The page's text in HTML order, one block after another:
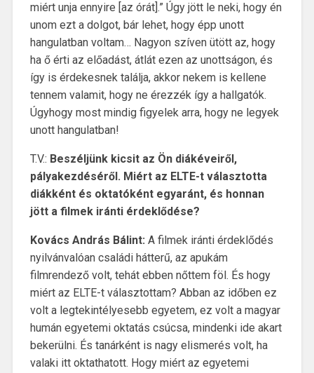
miért unja ennyire [az órát].” Úgy jött le neki, hogy én
unom ezt a dolgot, bár lehet, hogy épp unott
hangulatban voltam… Nagyon szíven ütött az, hogy
ha ő érti az előadást, átlát ezen az unottságon, és
így is érdekesnek találja, akkor nekem is kellene
tennem valamit, hogy ne érezzék így a hallgatók.
Úgyhogy most mindig figyelek arra, hogy ne legyek
unott hangulatban!
T.V.: Beszéljünk kicsit az Ön diákéveiről,
pályakezdéséről. Miért az ELTE-t választotta
diákként és oktatóként egyaránt, és honnan
jött a filmek iránti érdeklődése?
Kovács András Bálint: A filmek iránti érdeklődés
nyilvánvalóan családi hátterű, az apukám
filmrendező volt, tehát ebben nőttem föl. És hogy
miért az ELTE-t választottam? Abban az időben ez
volt a legtekintélyesebb egyetem, ez volt a magyar
humán egyetemi oktatás csúcsa, mindenki ide akart
bekerülni. És tanárként is nagy elismerés volt, ha
valaki itt oktathatott. Hogy miért az egyetemi